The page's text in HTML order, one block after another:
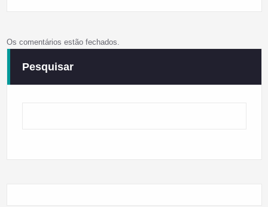
Os comentários estão fechados.
Pesquisar